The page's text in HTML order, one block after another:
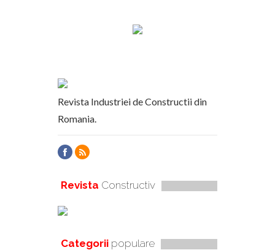
Revista Industriei de Constructii din
Romania.
Revista Constructiv
Categorii populare